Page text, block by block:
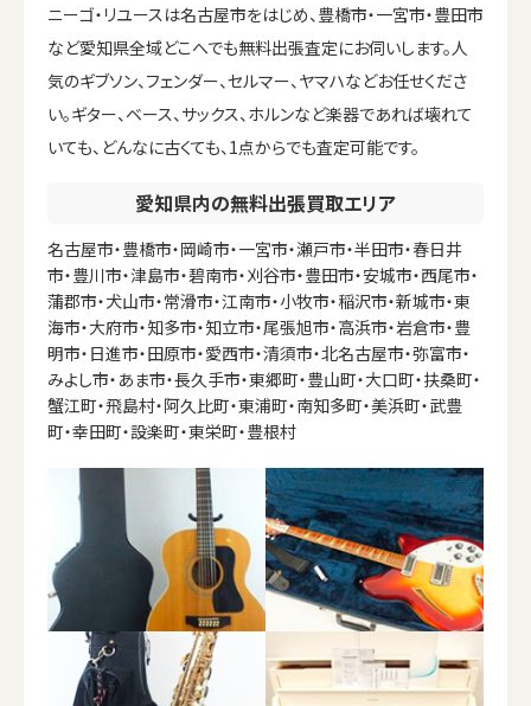
ニーゴ・リユースは名古屋市をはじめ、豊橋市・一宮市・豊田市
など愛知県全域どこへでも無料出張査定にお伺いします。人
気のギブソン、フェンダー、セルマー、ヤマハなどお任せくださ
い。ギター、ベース、サックス、ホルンなど楽器であれば壊れて
いても、どんなに古くても、1点からでも査定可能です。
愛知県内の無料出張買取エリア
名古屋市・豊橋市・岡崎市・一宮市・瀬戸市・半田市・春日井
市・豊川市・津島市・碧南市・刈谷市・豊田市・安城市・西尾市・
蒲郡市・犬山市・常滑市・江南市・小牧市・稲沢市・新城市・東
海市・大府市・知多市・知立市・尾張旭市・高浜市・岩倉市・豊
明市・日進市・田原市・愛西市・清須市・北名古屋市・弥富市・
みよし市・あま市・長久手市・東郷町・豊山町・大口町・扶桑町・
蟹江町・飛島村・阿久比町・東浦町・南知多町・美浜町・武豊
町・幸田町・設楽町・東栄町・豊根村